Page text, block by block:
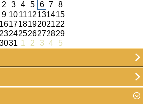
2
3 4 5 6 7
8
9 101112131415
16171819202122
23242526272829
3031 1 2 3 4 5